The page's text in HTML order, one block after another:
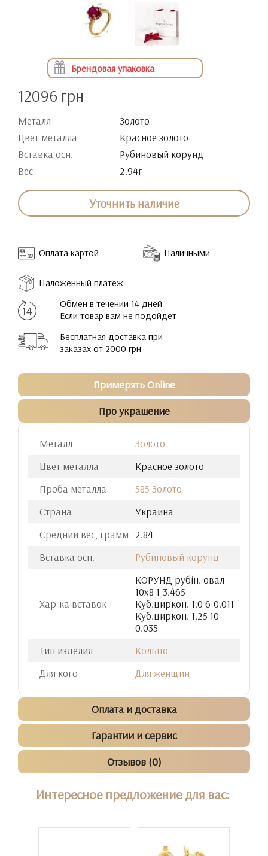
Брендовая упаковка
12096 грн
Металл
Золото
Цвет металла
Красное золото
Вставка осн.
Рубиновый корунд
Вес
2.94г
Уточнить наличие
Оплата картой Наличными
Наложенный платеж
Обмен в течении 14 дней
Если товар вам не подойдет
Бесплатная доставка при
заказах от 2000 грн
Примерять Online
Про украшение
Металл
Золото
Цвет металла
Красное золото
Проба металла
585 Золото
Страна
Украина
Средний вес, грамм
2.84
Вставка осн.
Рубиновый корунд
Хар-ка вставок
КОРУНД рубiн. овал
10х8 1-3.465
Куб.циркон. 1.0 6-0.011
Куб.циркон. 1.25 10-
0.035
Тип изделия
Кольцо
Для кого
Для женщин
Оплата и доставка
Гарантии и сервис
Отзывов (0)
Интересное предложение для вас: